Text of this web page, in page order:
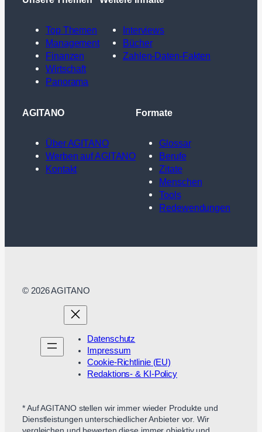
Top Themen
Management
Finanzen
Wirtschaft
Panorama
Interviews
Bücher
Zahlen-Daten-Fakten
AGITANO
Über AGITANO
Werben auf AGITANO
Kontakt
Formate
Glossar
Berufe
Zitate
Menschen
Tools
Redewendungen
© 2026 AGITANO
Datenschutz
Impressum
Cookie-Richtlinie (EU)
Redaktions- & KI-Policy
* Auf AGITANO stellen wir immer wieder Produkte und
Dienstleistungen unterschiedlicher Anbieter vor. Wir